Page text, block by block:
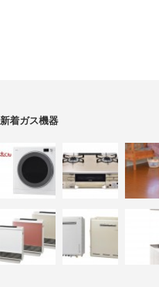
新着ガス機器